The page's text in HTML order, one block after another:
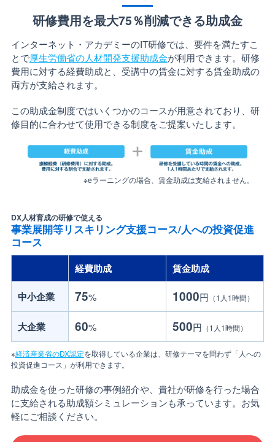
研修費用を最大75％削減できる助成金
インターネット・アカデミーのIT研修では、要件を満たすこ
とで厚生労働省の人材開発支援助成金が利用できます。研修
費用に対する経費助成と、受講中の賃金に対する賃金助成の
両方が支給されます。
この助成金制度ではいくつかのコースが用意されており、研
修目的に合わせて使用できる制度をご提案いたします。
※eラーニングの場合、賃金助成は支給されません。
DX人材育成の研修で使える
事業展開等リスキリング支援コース/人への投資促進
コース
経費助成 賃金助成
中小企業 75% 1000円 （1人1時間）
大企業 60% 500円 （1人1時間）
※経済産業省のDX認定を取得している企業は、研修テーマを問わず「人への
投資促進コース」が利用できます。
助成金を使った研修の事例紹介や、貴社が研修を行った場合
に支給される助成額シミュレーションも承っています。お気
軽にご相談ください。